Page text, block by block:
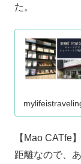
た。
【Mao CATfe
距離なので、